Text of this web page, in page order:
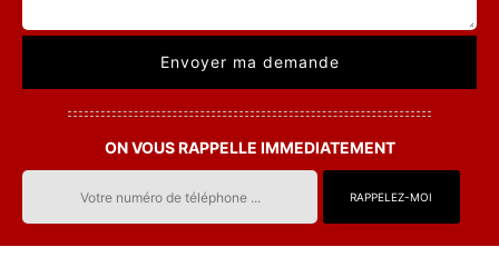
ON VOUS RAPPELLE IMMEDIATEMENT